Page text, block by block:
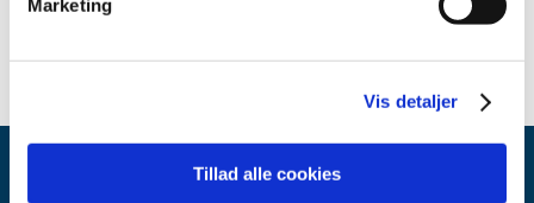
Marketing
Vis detaljer
Tillad alle cookies
april (1)